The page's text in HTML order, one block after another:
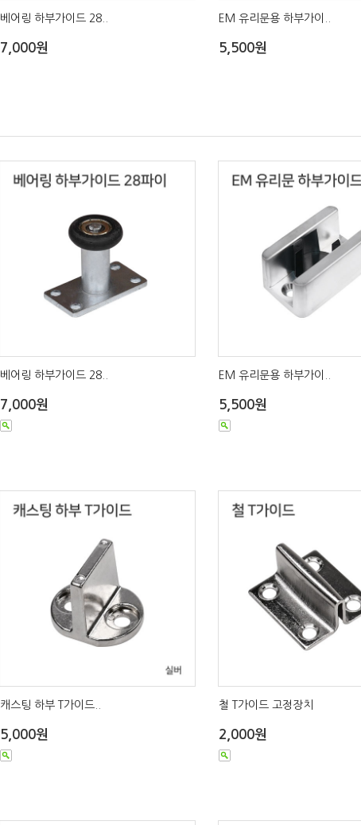
베어링 하부가이드 28..
7,000원
EM 유리문용 하부가이..
5,500원
베어링 하부가이드 28..
7,000원
EM 유리문용 하부가이..
5,500원
캐스팅 하부 T가이드..
5,000원
철 T가이드 고정장치
2,000원